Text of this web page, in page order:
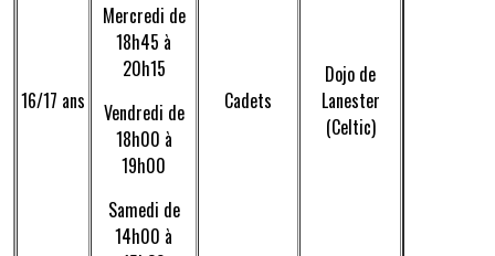
16/17 ans
Mercredi de
18h45 à
20h15
Vendredi de
18h00 à
19h00
Samedi de
14h00 à
Cadets
Dojo de
Lanester
(Celtic)